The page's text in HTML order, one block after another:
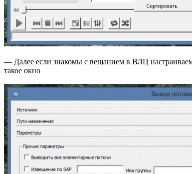
— Далее если знакомы с вещанием в ВЛЦ настраиваем
такое окно